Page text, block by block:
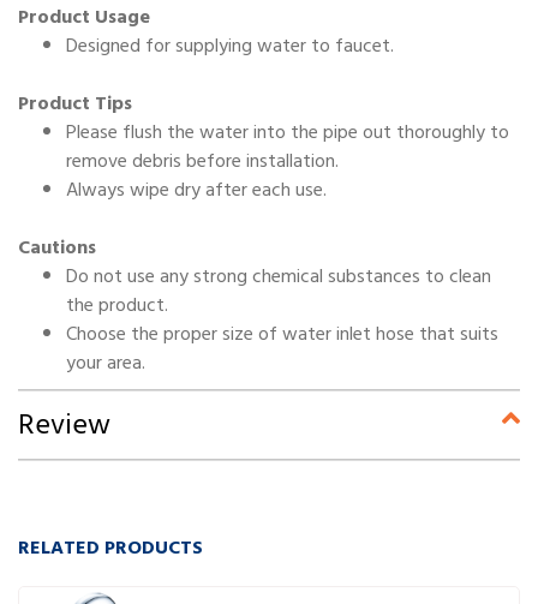
Product Usage
Designed for supplying water to faucet.
Product Tips
Please flush the water into the pipe out thoroughly to
remove debris before installation.
Always wipe dry after each use.
Cautions
Do not use any strong chemical substances to clean
the product.
Choose the proper size of water inlet hose that suits
your area.
Review
RELATED PRODUCTS